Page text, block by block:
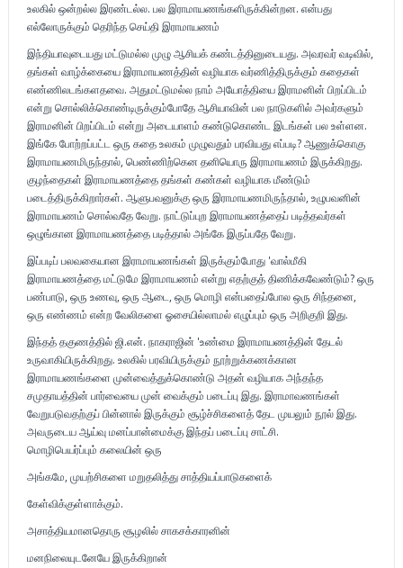
உலகில் ஒன்றல்ல இரண்டல்ல. பல இராமாயணங்களிருக்கின்றன. என்பது
எல்லோருக்கும் தெரிந்த செய்தி இராமாயணம்
இந்தியாவுடையது மட்டுமல்ல முழு ஆசியக் கண்டத்தினுடையது. அவரவர் வடிவில்,
தங்கள் வாழ்க்கையை இராமாயணத்தின் வழியாக வர்ணித்திருக்கும் கதைகள்
எண்ணிலடங்களதவை. அதுமட்டுமல்ல நாம் அயோத்தியை இராமனின் பிறப்பிடம்
என்று சொல்லிக்கொண்டிருக்கும்போதே ஆசியாவின் பல நாடுகளில் அவர்களும்
இராமனின் பிறப்பிடம் என்று அடையாளம் கண்டுகொண்ட இடங்கள் பல உள்ளன.
இங்கே போற்றப்பட்ட ஒரு கதை உலகம் முழுவதும் பரவியது எப்படி? ஆணுக்கொகு
இராமாயணமிருந்தால், பெண்ணிற்கென தனியொரு இராமாயணம் இருக்கிறது.
குழந்தைகள் இராமாயணத்தை தங்கள் கண்கள் வழியாக மீண்டும்
படைத்திருக்கிறார்கள். ஆளுபவனுக்கு ஒரு இராமாயணமிருந்தால், உழுபவனின்
இராமாயணம் சொல்வதே வேறு. நாட்டுப்புற இராமாயணத்தைப் படித்தவர்கள்
ஒழுங்கான இராமாயணத்தை படித்தால் அங்கே இருப்பதே வேறு.
இப்படிப் பலவகையான இராமாயணங்கள் இருக்கும்போது 'வால்மீகி
இராமாயணத்தை மட்டுமே இராமாயணம் என்று எதற்குத் திணிக்கவேண்டும்? ஒரு
பண்பாடு, ஒரு உணவு, ஒரு ஆடை, ஒரு மொழி என்பதைப்போல ஒரு சிந்தனை,
ஒரு எண்ணம் என்ற வேலிகளை ஓசையில்லாமல் எழுப்பும் ஒரு அறிகுறி இது.
இந்தத் தகுணத்தில் ஜி.என். நாகராஜின் 'உண்மை இராமாயணத்தின் தேடல்
உருவாகியிருக்கிறது. உலகில் பரவியிருக்கும் நூற்றுக்கணக்கான
இராமாயணங்களை முன்வைத்துக்கொண்டு அதன் வழியாக அந்தந்த
சமுதாயத்தின் பார்வையை முன் வைக்கும் படைப்பு இது. இராமாவணங்கள்
வேறுபடுவதற்குப் பின்னால் இருக்கும் சூழ்ச்சிகளைத் தேட முயலும் நூல் இது.
அவருடைய ஆய்வு மனப்பான்மைக்கு இந்தப் படைப்பு சாட்சி.
மொழிபெயர்ப்பும் கலையின் ஒரு
அங்கமே, முயற்சிகளை மறுதலித்து சாத்தியப்பாடுகளைக்
கேள்விக்குள்ளாக்கும்.
அசாத்தியமானதொரு சூழலில் சாகசக்காரனின்
மனநிலையுடனேயே இருக்கிறான்